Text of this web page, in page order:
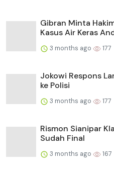
Gibran Minta
Kasus Air Keras
3 months ago 177
Jokowi Respons
ke Polisi
3 months ago 177
Rismon Sianipar
Sudah Final
3 months ago 167